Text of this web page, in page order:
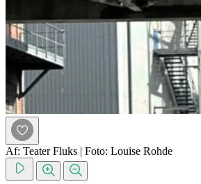
Af: Teater Fluks | Foto: Louise Rohde